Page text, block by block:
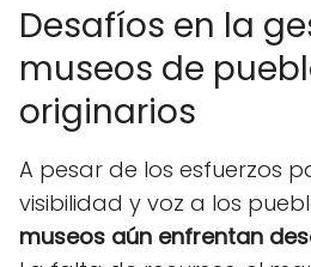
Desafíos en la
museos de
originarios
A pesar de los esfuerzos
visibilidad y voz a los
museos aún enfrentan